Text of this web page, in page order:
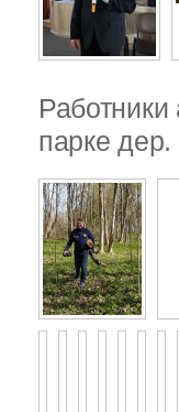
парке